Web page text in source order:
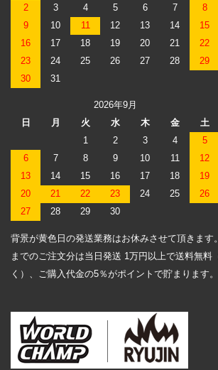
2
3 4 5 6 7
8
9
10 11 12 13 14
15
16
17 18 19 20 21
22
23
24 25 26 27 28
29
30
31
2026年9月
日
月 火 水 木 金
土
1
2 3 4
5
6
7 8 9 10 11
12
13
14 15 16 17 18
19
20
21 22 23 24 25
26
27
28 29 30
背景が黄色日の発送業務はお休みさせて頂きます
までのご注文分は当日発送 1万円以上で送料無料
く）、ご購入代金の5％がポイントで貯まります。